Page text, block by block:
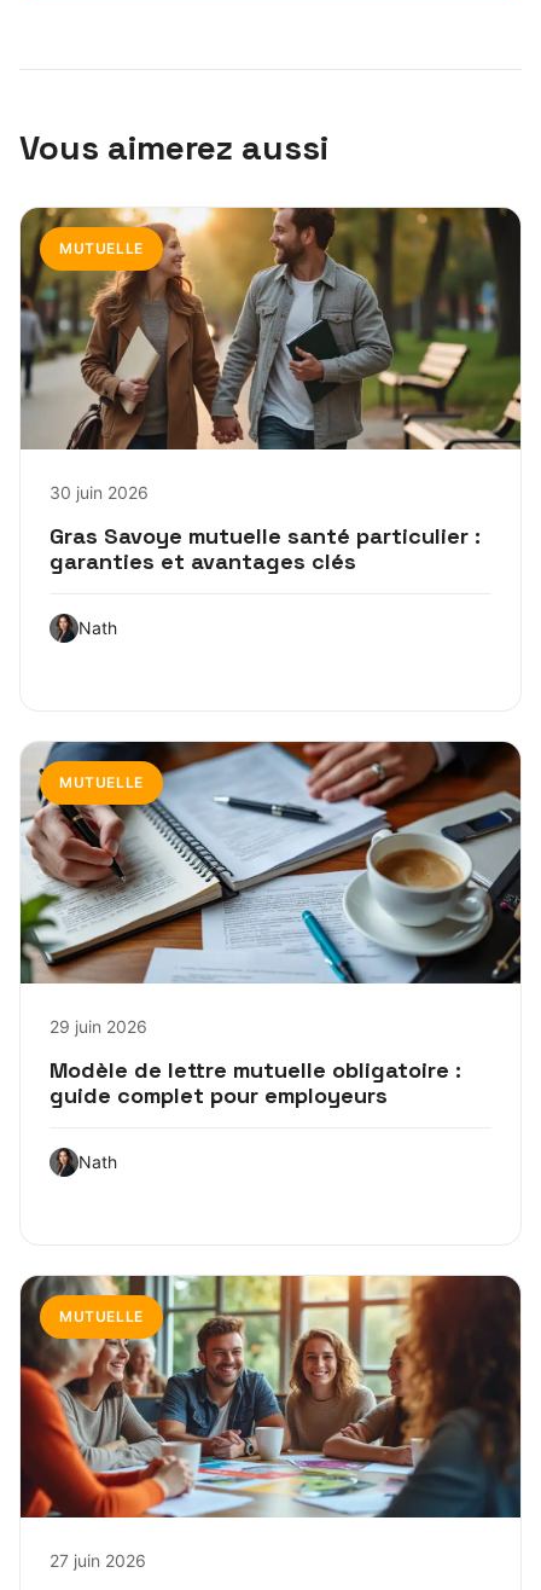
Vous aimerez aussi
MUTUELLE
30 juin 2026
Gras Savoye mutuelle santé particulier :
garanties et avantages clés
Nath
MUTUELLE
29 juin 2026
Modèle de lettre mutuelle obligatoire :
guide complet pour employeurs
Nath
MUTUELLE
27 juin 2026